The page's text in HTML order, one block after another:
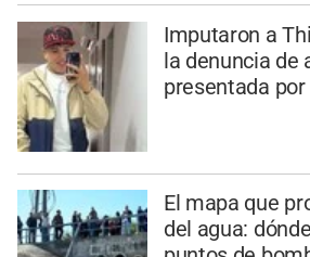
Imputaron a
la denuncia de
presentada
El mapa que
del agua: